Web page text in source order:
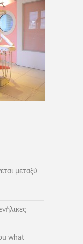
μεταξύ
what